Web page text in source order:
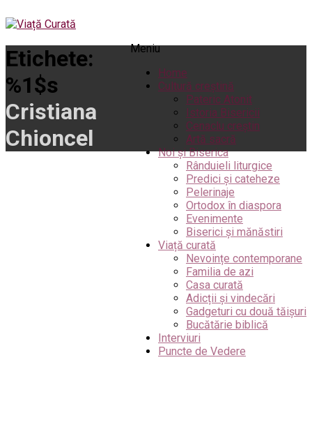
Meniu
Home
Cultură creștină
Pateric Atonit
Istoria Bisericii
Cenaclu creștin
Artă sacră
Noi și Biserica
Rânduieli liturgice
Predici și cateheze
Pelerinaje
Ortodox în diaspora
Evenimente
Biserici și mănăstiri
Viață curată
Nevoințe contemporane
Familia de azi
Casa curată
Adicții și vindecări
Gadgeturi cu două tăișuri
Bucătărie biblică
Interviuri
Puncte de Vedere
Etichete:
%1$s
Cristiana
Chioncel